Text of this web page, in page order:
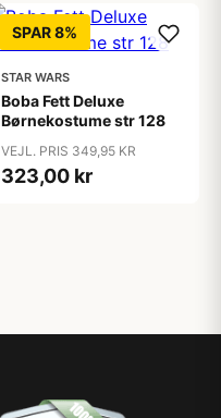
SPAR 8%
STAR WARS
Boba Fett Deluxe
Børnekostume str 128
VEJL. PRIS 349,95 KR
323,00 kr